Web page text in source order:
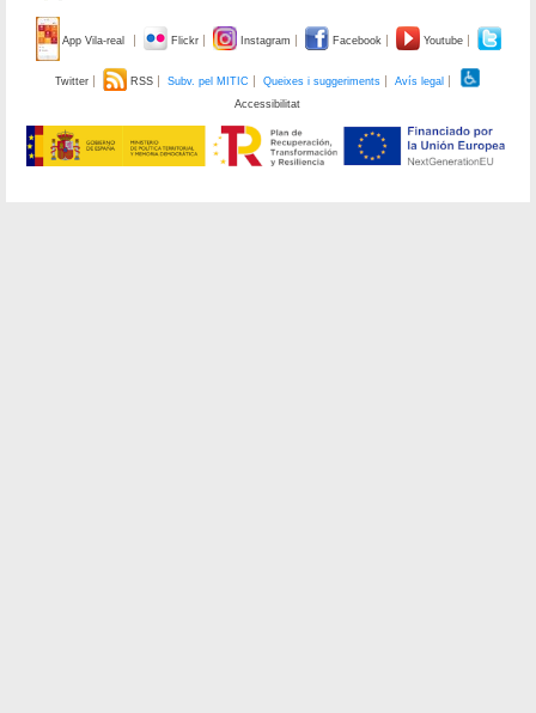
App Vila-real Flickr Instagram Facebook Youtube
Twitter RSS Subv. pel MITIC Queixes i suggeriments
Avís legal
Accessibilitat